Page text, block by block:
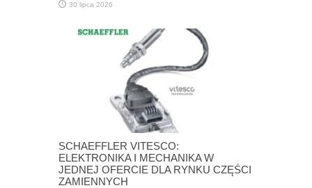
30 lipca 2026
SCHAEFFLER VITESCO:
ELEKTRONIKA I MECHANIKA W
JEDNEJ OFERCIE DLA RYNKU CZĘŚCI
ZAMIENNYCH